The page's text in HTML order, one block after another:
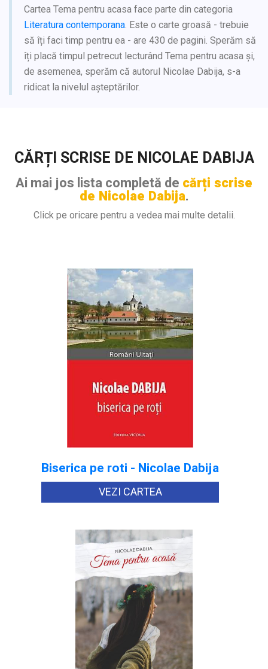
Cartea Tema pentru acasa face parte din categoria
Literatura contemporana. Este o carte groasă - trebuie
să îți faci timp pentru ea - are 430 de pagini. Sperăm să
îți placă timpul petrecut lecturând Tema pentru acasa și,
de asemenea, sperăm că autorul Nicolae Dabija, s-a
ridicat la nivelul așteptărilor.
CĂRȚI SCRISE DE NICOLAE DABIJA
Ai mai jos lista completă de cărți scrise
de Nicolae Dabija.
Click pe oricare pentru a vedea mai multe detalii.
Biserica pe roti - Nicolae Dabija
VEZI CARTEA